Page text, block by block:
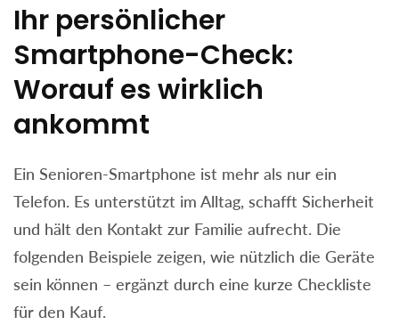
Ihr persönlicher
Smartphone-Check:
Worauf es wirklich
ankommt
Ein Senioren-Smartphone ist mehr als nur ein
Telefon. Es unterstützt im Alltag, schafft Sicherheit
und hält den Kontakt zur Familie aufrecht. Die
folgenden Beispiele zeigen, wie nützlich die Geräte
sein können – ergänzt durch eine kurze Checkliste
für den Kauf.